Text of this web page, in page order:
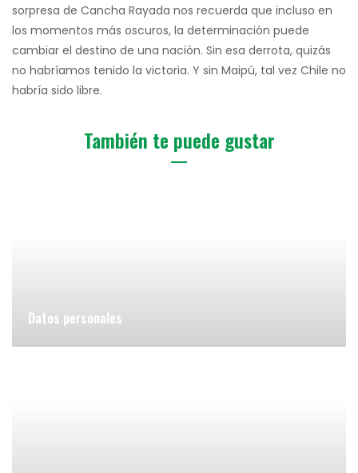
sorpresa de Cancha Rayada nos recuerda que incluso en
los momentos más oscuros, la determinación puede
cambiar el destino de una nación. Sin esa derrota, quizás
no habríamos tenido la victoria. Y sin Maipú, tal vez Chile no
habría sido libre.
También te puede gustar
Datos personales